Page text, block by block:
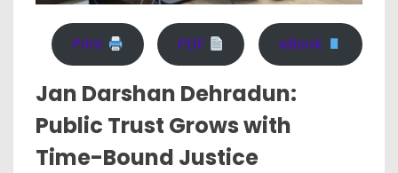
Print PDF eBook
Jan Darshan Dehradun:
Public Trust Grows with
Time-Bound Justice